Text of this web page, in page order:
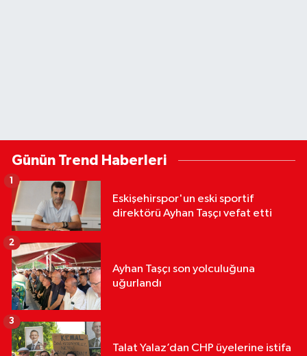
Günün Trend Haberleri
Eskişehirspor'un eski sportif
direktörü Ayhan Taşçı vefat etti
1
Ayhan Taşçı son yolculuğuna
uğurlandı
2
Talat Yalaz’dan CHP üyelerine istifa
3